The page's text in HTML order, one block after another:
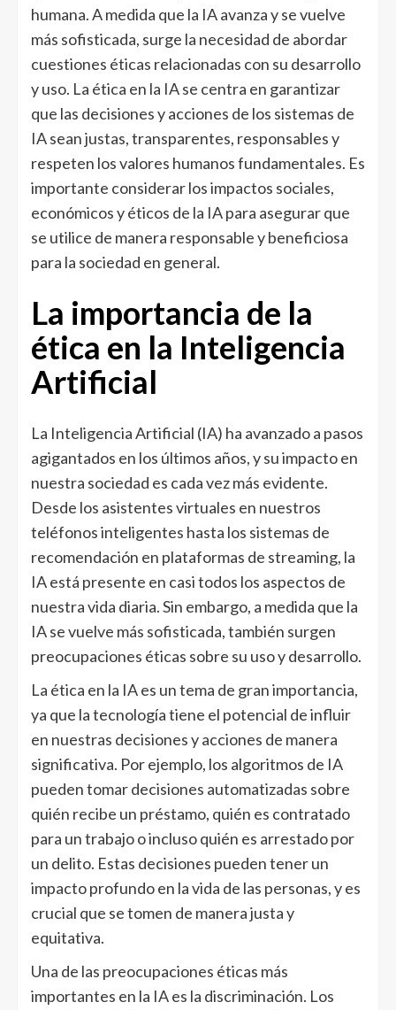
humana. A medida que la IA avanza y se vuelve
más sofisticada, surge la necesidad de abordar
cuestiones éticas relacionadas con su desarrollo
y uso. La ética en la IA se centra en garantizar
que las decisiones y acciones de los sistemas de
IA sean justas, transparentes, responsables y
respeten los valores humanos fundamentales. Es
importante considerar los impactos sociales,
económicos y éticos de la IA para asegurar que
se utilice de manera responsable y beneficiosa
para la sociedad en general.
La importancia de la
ética en la Inteligencia
Artificial
La Inteligencia Artificial (IA) ha avanzado a pasos
agigantados en los últimos años, y su impacto en
nuestra sociedad es cada vez más evidente.
Desde los asistentes virtuales en nuestros
teléfonos inteligentes hasta los sistemas de
recomendación en plataformas de streaming, la
IA está presente en casi todos los aspectos de
nuestra vida diaria. Sin embargo, a medida que la
IA se vuelve más sofisticada, también surgen
preocupaciones éticas sobre su uso y desarrollo.
La ética en la IA es un tema de gran importancia,
ya que la tecnología tiene el potencial de influir
en nuestras decisiones y acciones de manera
significativa. Por ejemplo, los algoritmos de IA
pueden tomar decisiones automatizadas sobre
quién recibe un préstamo, quién es contratado
para un trabajo o incluso quién es arrestado por
un delito. Estas decisiones pueden tener un
impacto profundo en la vida de las personas, y es
crucial que se tomen de manera justa y
equitativa.
Una de las preocupaciones éticas más
importantes en la IA es la discriminación. Los